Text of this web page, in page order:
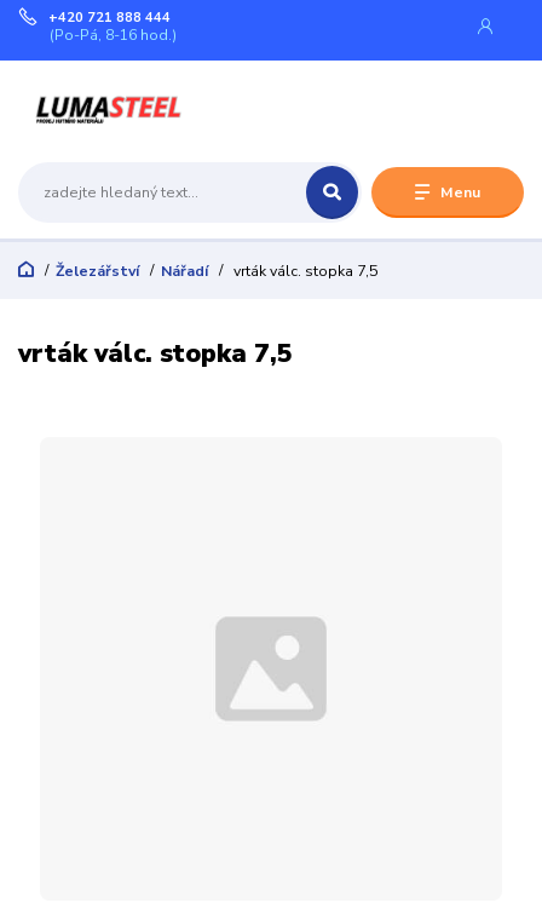
Menu
+420 721 888 444
(Po-Pá, 8-16 hod.)
Železářství Nářadí vrták válc. stopka 7,5
vrták válc. stopka 7,5